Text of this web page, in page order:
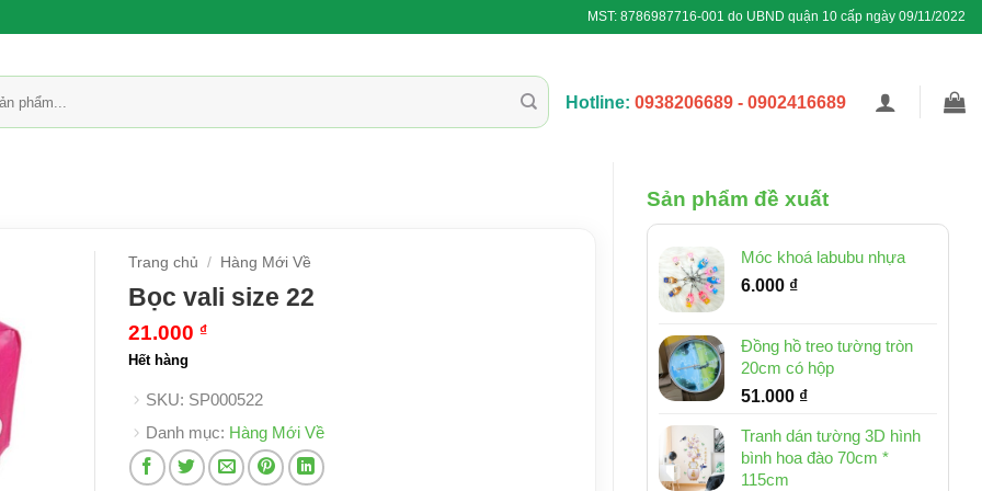
MST: 8786987716-001 do UBND quận 10 cấp ngày 09/11/2022
Hotline: 0938206689 - 0902416689
Sản phẩm đề xuất
Móc khoá labubu nhựa
6.000 ₫
Đồng hồ treo tường tròn
20cm có hộp
51.000 ₫
Tranh dán tường 3D hình
bình hoa đào 70cm *
115cm
Trang chủ / Hàng Mới Về
Bọc vali size 22
21.000 ₫
Hết hàng
SKU: SP000522
Danh mục: Hàng Mới Về